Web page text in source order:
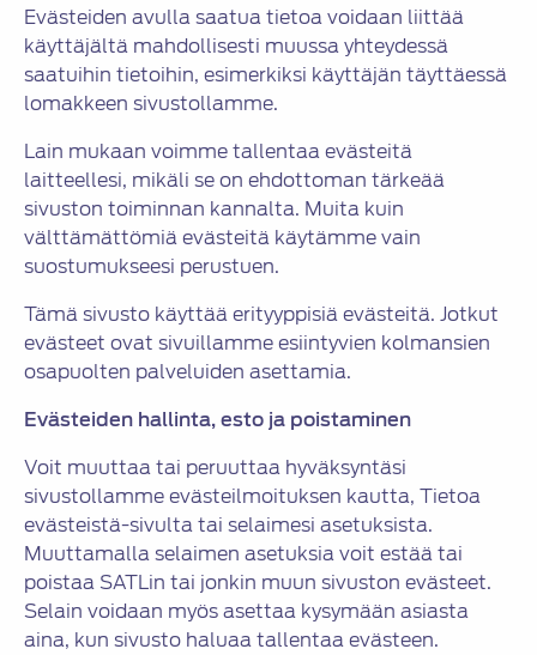
Evästeiden avulla saatua tietoa voidaan liittää
käyttäjältä mahdollisesti muussa yhteydessä
saatuihin tietoihin, esimerkiksi käyttäjän täyttäessä
lomakkeen sivustollamme.
Lain mukaan voimme tallentaa evästeitä
laitteellesi, mikäli se on ehdottoman tärkeää
sivuston toiminnan kannalta. Muita kuin
välttämättömiä evästeitä käytämme vain
suostumukseesi perustuen.
Tämä sivusto käyttää erityyppisiä evästeitä. Jotkut
evästeet ovat sivuillamme esiintyvien kolmansien
osapuolten palveluiden asettamia.
Evästeiden hallinta, esto ja poistaminen
Voit muuttaa tai peruuttaa hyväksyntäsi
sivustollamme evästeilmoituksen kautta, Tietoa
evästeistä-sivulta tai selaimesi asetuksista.
Muuttamalla selaimen asetuksia voit estää tai
poistaa SATLin tai jonkin muun sivuston evästeet.
Selain voidaan myös asettaa kysymään asiasta
aina, kun sivusto haluaa tallentaa evästeen.